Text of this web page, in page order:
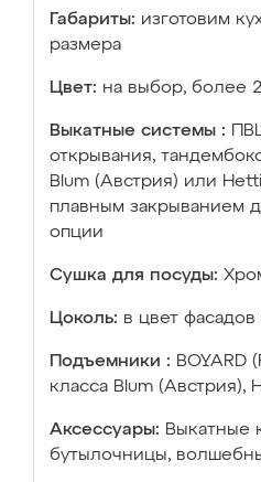
Габариты: изготовим
размера
Цвет: на выбор, более
Выкатные системы :
открывания,
Blum (Австрия) или
плавным закрыванием
опции
Сушка для посуды:
Цоколь: в цвет
Подъемники : BOYARD
класса Blum (Австрия),
Аксессуары: Выкатные
бутылочницы,